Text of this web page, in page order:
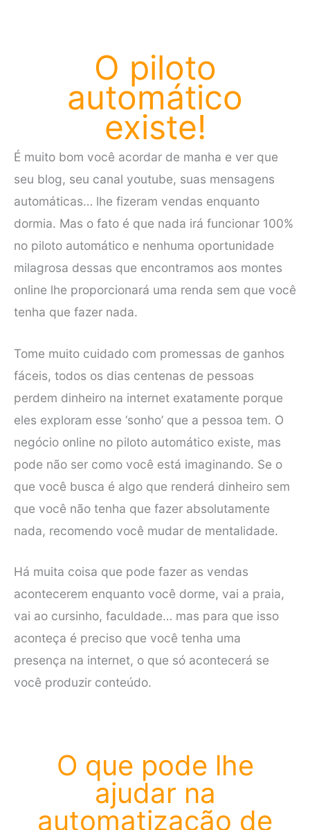
O piloto
automático
existe!
É muito bom você acordar de manha e ver que
seu blog, seu canal youtube, suas mensagens
automáticas… lhe fizeram vendas enquanto
dormia. Mas o fato é que nada irá funcionar 100%
no piloto automático e nenhuma oportunidade
milagrosa dessas que encontramos aos montes
online lhe proporcionará uma renda sem que você
tenha que fazer nada.
Tome muito cuidado com promessas de ganhos
fáceis, todos os dias centenas de pessoas
perdem dinheiro na internet exatamente porque
eles exploram esse ‘sonho’ que a pessoa tem. O
negócio online no piloto automático existe, mas
pode não ser como você está imaginando. Se o
que você busca é algo que renderá dinheiro sem
que você não tenha que fazer absolutamente
nada, recomendo você mudar de mentalidade.
Há muita coisa que pode fazer as vendas
acontecerem enquanto você dorme, vai a praia,
vai ao cursinho, faculdade… mas para que isso
aconteça é preciso que você tenha uma
presença na internet, o que só acontecerá se
você produzir conteúdo.
O que pode lhe
ajudar na
automatização de